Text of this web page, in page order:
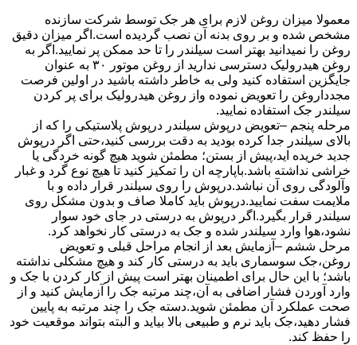
معمولا میزان روغن لازم برای هر جک توسط شرکت سازنده
مشخص شده و بر روی بدنه آن نصب گردیده است.اگر میزان دقیق
روغن را نمیدانید بهتر است سیلندر را تا حد ممکن پر نمایید.اگر به
روغن هیدرولیک دسترسی ندارید از روغن موتور ۳۰ به عنوان
جایگزین استفاده کنید ولی به خاطر داشته باشید در اولین فرصت
مجدداروغن را تعویض نموده واز روغن هیدرولیک برای پر کردن
سیلندر جک استفاده نمایید.
مرحله پنجم –تعویض درپوش سیلندر درپوش پلاستیکی را که از
بالای سیلندر جدا کرده بودید به دقت بررسی کنید،حتی اگر درپوش
جدید خریده اید،پیش از بستن؛ مطمئن شوید هیچ گونه خردگی یا
خراشی نداشته باشد.باپارچه ان را تمکیز کنید تا هیچ نوع گرد و غبار
وآلودگی روی آن نباشد.درپوش را روی سیلندر قرار داده و با
ملایمت سفت نمایید.درپوش باید کاملا صاف و بدون مشکل روی
سیلندر قرار بگیرد.اگر درپوش به درستی در جای خود سوار
نشود،هوا وارد سیلندر شده و جک به درستی کار نخواهد کرد.
مرحل ششم –آزمایش بعد از انجام مراحل قبلی و تعویض
روغن،جک سوسماری باید به درستی کار کند و هیچ مشکلی نداشته
باشد؛ با این حال برای اطمینان بهتر است پیش از کار کردن با جک و
وارد آوردن فشار اضافی به آن،چند مرتبه جک را آزمایش کنید و از
صحت عملکرد آن مطمئن شوید.دسته جک را چند مرتبه به پایین
فشار دهید،جک باید نرم و طبیعی بالا بیاید و البته بتواند موقعیت خود
را حفظ کند.